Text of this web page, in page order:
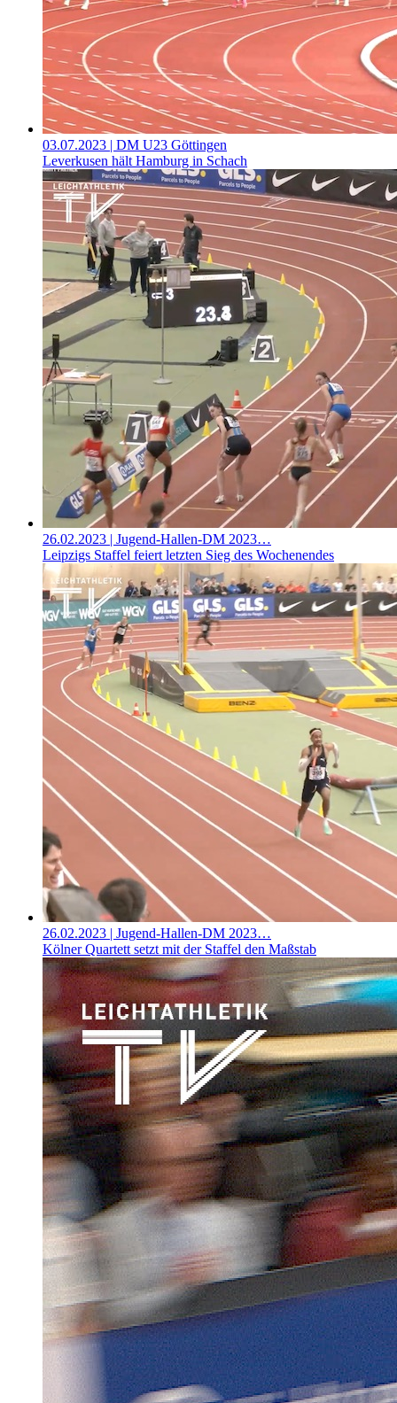
03.07.2023 | DM U23 Göttingen
Leverkusen hält Hamburg in Schach
26.02.2023 | Jugend-Hallen-DM 2023…
Leipzigs Staffel feiert letzten Sieg des Wochenendes
26.02.2023 | Jugend-Hallen-DM 2023…
Kölner Quartett setzt mit der Staffel den Maßstab